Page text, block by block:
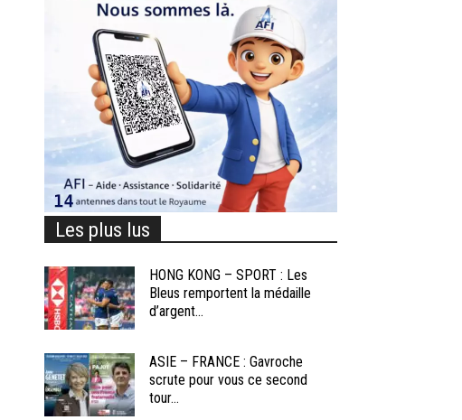
Les plus lus
HONG KONG – SPORT : Les
Bleus remportent la médaille
d’argent...
ASIE – FRANCE : Gavroche
scrute pour vous ce second
tour...